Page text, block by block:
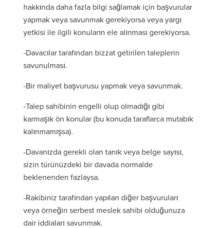
hakkında daha fazla bilgi sağlamak için başvurular
yapmak veya savunmak gerekiyorsa veya yargı
yetkisi ile ilgili konuların ele alınması gerekiyorsa.
-Davacılar tarafından bizzat getirilen taleplerin
savunulması.
-Bir maliyet başvurusu yapmak veya savunmak.
-Talep sahibinin engelli olup olmadığı gibi
karmaşık ön konular (bu konuda taraflarca mutabık
kalınmamışsa).
-Davanızda gerekli olan tanık veya belge sayısı,
sizin türünüzdeki bir davada normalde
beklenenden fazlaysa.
-Rakibiniz tarafından yapılan diğer başvuruları
veya örneğin serbest meslek sahibi olduğunuza
dair iddiaları savunmak.